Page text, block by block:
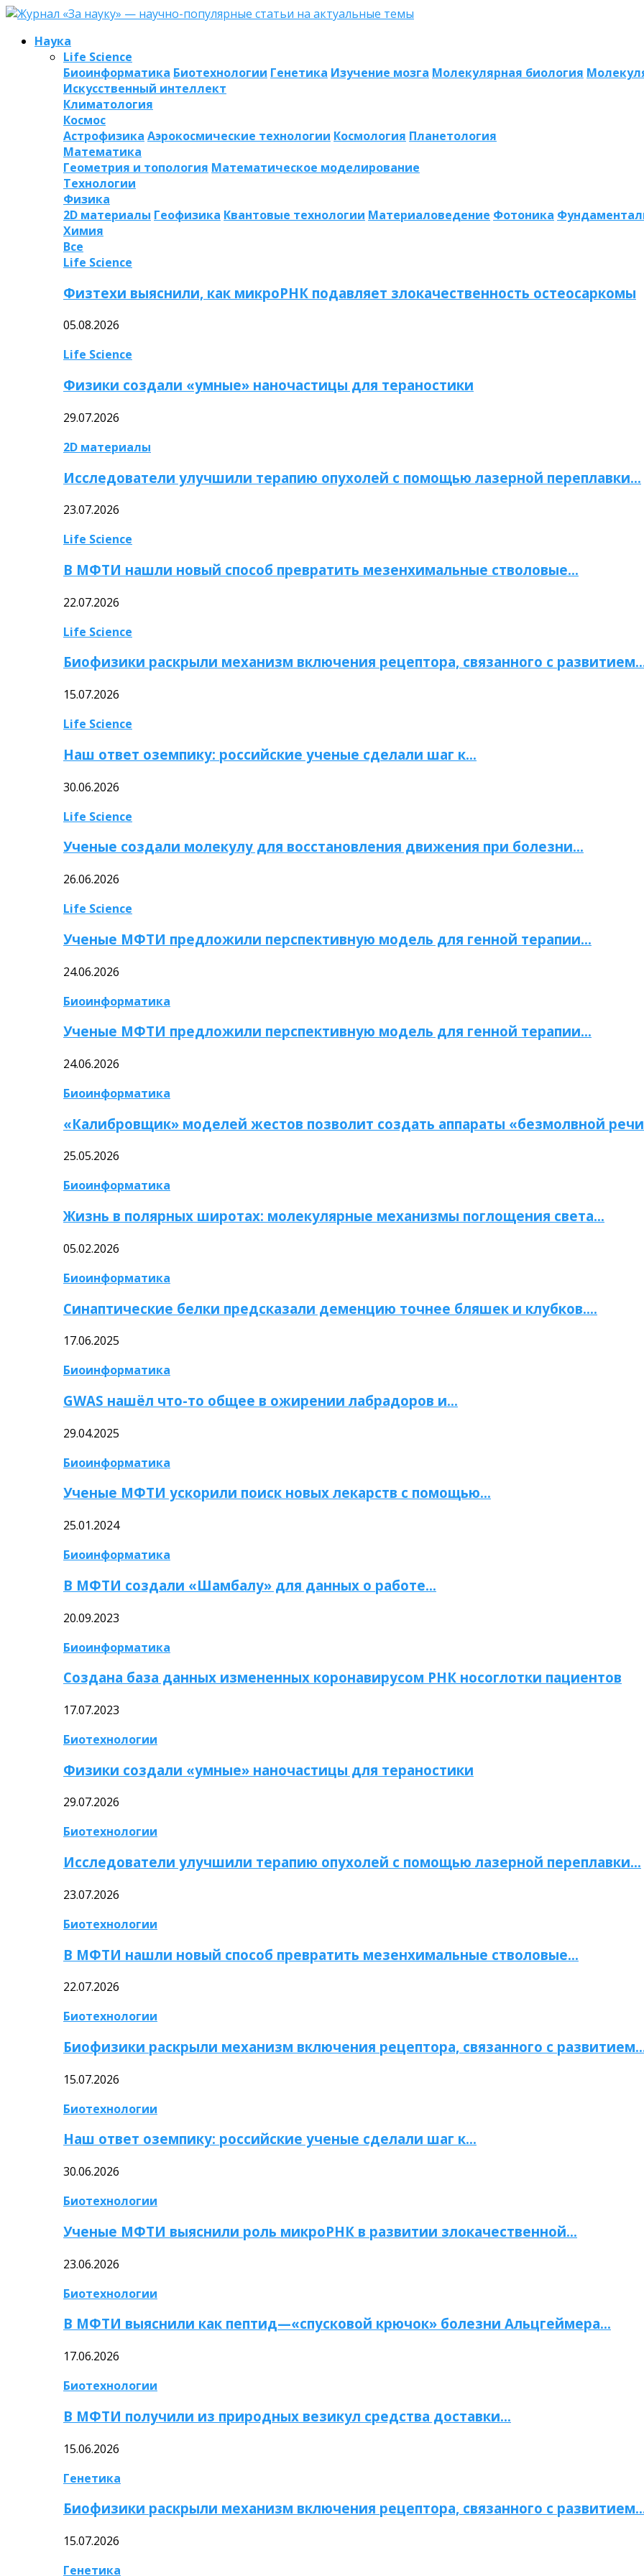
Наука
Life Science
Биоинформатика Биотехнологии Генетика Изучение мозга Молекулярная биология
Искусственный интеллект
Климатология
Космос
Астрофизика Аэрокосмические технологии Космология Планетология
Математика
Геометрия и топология Математическое моделирование
Технологии
Физика
2D материалы Геофизика Квантовые технологии Материаловедение Фотоника
Химия
Все
Life Science
Физтехи выяснили, как микроРНК подавляет злокачественность остеосаркомы
05.08.2026
Life Science
Физики создали «умные» наночастицы для тераностики
29.07.2026
2D материалы
Исследователи улучшили терапию опухолей с помощью лазерной переплавки…
23.07.2026
Life Science
В МФТИ нашли новый способ превратить мезенхимальные стволовые…
22.07.2026
Life Science
Биофизики раскрыли механизм включения рецептора, связанного с
15.07.2026
Life Science
Наш ответ оземпику: российские ученые сделали шаг к…
30.06.2026
Life Science
Ученые создали молекулу для восстановления движения при болезни…
26.06.2026
Life Science
Ученые МФТИ предложили перспективную модель для генной терапии…
24.06.2026
Биоинформатика
Ученые МФТИ предложили перспективную модель для генной терапии…
24.06.2026
Биоинформатика
«Калибровщик» моделей жестов позволит создать аппараты «безмолвной
25.05.2026
Биоинформатика
Жизнь в полярных широтах: молекулярные механизмы поглощения света…
05.02.2026
Биоинформатика
Синаптические белки предсказали деменцию точнее бляшек и клубков….
17.06.2025
Биоинформатика
GWAS нашёл что-то общее в ожирении лабрадоров и…
29.04.2025
Биоинформатика
Ученые МФТИ ускорили поиск новых лекарств с помощью…
25.01.2024
Биоинформатика
В МФТИ создали «Шамбалу» для данных о работе…
20.09.2023
Биоинформатика
Создана база данных измененных коронавирусом РНК носоглотки пациентов
17.07.2023
Биотехнологии
Физики создали «умные» наночастицы для тераностики
29.07.2026
Биотехнологии
Исследователи улучшили терапию опухолей с помощью лазерной переплавки…
23.07.2026
Биотехнологии
В МФТИ нашли новый способ превратить мезенхимальные стволовые…
22.07.2026
Биотехнологии
Биофизики раскрыли механизм включения рецептора, связанного с
15.07.2026
Биотехнологии
Наш ответ оземпику: российские ученые сделали шаг к…
30.06.2026
Биотехнологии
Ученые МФТИ выяснили роль микроРНК в развитии злокачественной…
23.06.2026
Биотехнологии
В МФТИ выяснили как пептид—«спусковой крючок» болезни Альцгеймера…
17.06.2026
Биотехнологии
В МФТИ получили из природных везикул средства доставки…
15.06.2026
Генетика
Биофизики раскрыли механизм включения рецептора, связанного с
15.07.2026
Генетика